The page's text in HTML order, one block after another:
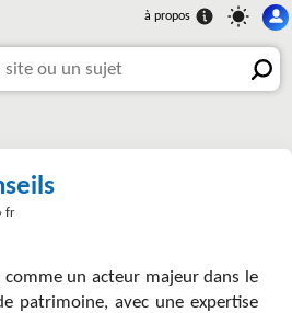
› fr
comme un acteur majeur dans le
patrimoine, avec une expertise